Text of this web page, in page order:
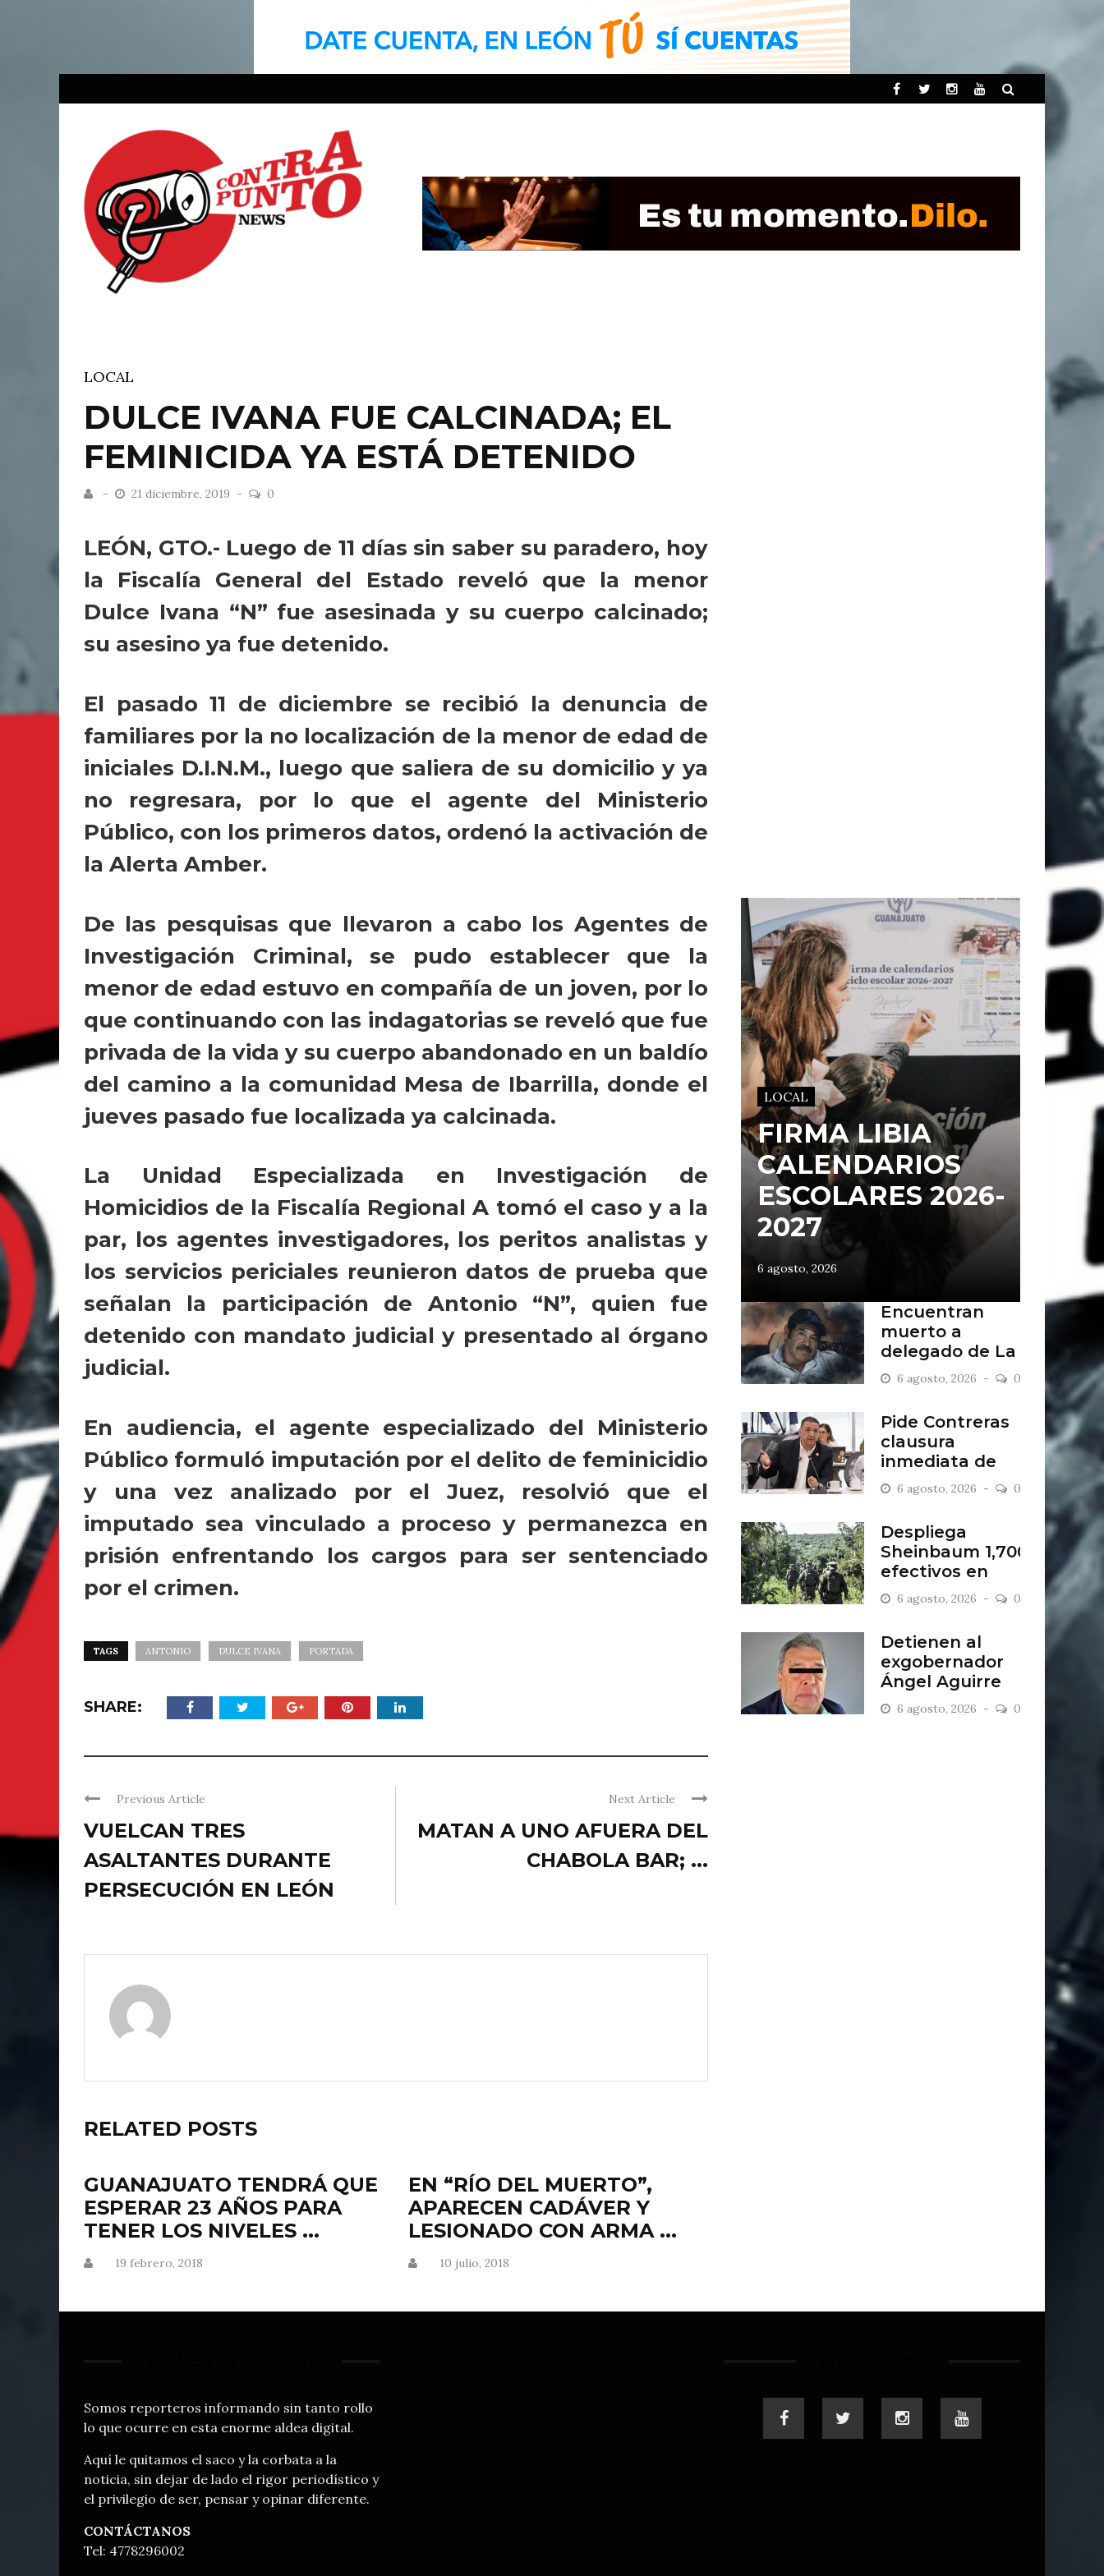
LOCAL
DULCE IVANA FUE CALCINADA; EL
FEMINICIDA YA ESTÁ DETENIDO
21 diciembre, 2019 0
LEÓN, GTO.- Luego de 11 días sin saber su paradero, hoy
la Fiscalía General del Estado reveló que la menor
Dulce Ivana “N” fue asesinada y su cuerpo calcinado;
su asesino ya fue detenido.
El pasado 11 de diciembre se recibió la denuncia de
familiares por la no localización de la menor de edad de
iniciales D.I.N.M., luego que saliera de su domicilio y ya
no regresara, por lo que el agente del Ministerio
Público, con los primeros datos, ordenó la activación de
la Alerta Amber.
De las pesquisas que llevaron a cabo los Agentes de
Investigación Criminal, se pudo establecer que la
menor de edad estuvo en compañía de un joven, por lo
que continuando con las indagatorias se reveló que fue
privada de la vida y su cuerpo abandonado en un baldío
del camino a la comunidad Mesa de Ibarrilla, donde el
jueves pasado fue localizada ya calcinada.
La Unidad Especializada en Investigación de
Homicidios de la Fiscalía Regional A tomó el caso y a la
par, los agentes investigadores, los peritos analistas y
los servicios periciales reunieron datos de prueba que
señalan la participación de Antonio “N”, quien fue
detenido con mandato judicial y presentado al órgano
judicial.
En audiencia, el agente especializado del Ministerio
Público formuló imputación por el delito de feminicidio
y una vez analizado por el Juez, resolvió que el
imputado sea vinculado a proceso y permanezca en
prisión enfrentando los cargos para ser sentenciado
por el crimen.
TAGS ANTONIO DULCE IVANA PORTADA
SHARE:
Previous Article
VUELCAN TRES
ASALTANTES DURANTE
PERSECUCIÓN EN LEÓN
Next Article
MATAN A UNO AFUERA DEL
CHABOLA BAR; ...
RELATED POSTS
GUANAJUATO TENDRÁ QUE
ESPERAR 23 AÑOS PARA
TENER LOS NIVELES ...
19 febrero, 2018
EN “RÍO DEL MUERTO”,
APARECEN CADÁVER Y
LESIONADO CON ARMA ...
10 julio, 2018
LOCAL
FIRMA LIBIA
CALENDARIOS
ESCOLARES 2026-
2027
6 agosto, 2026
Encuentran
muerto a
delegado de La
Sandía
6 agosto, 2026 0
Pide Contreras
clausura
inmediata de
escombrera “Los
Lopez”
6 agosto, 2026 0
Despliega
Sheinbaum 1,700
efectivos en
zona aguacatera
6 agosto, 2026 0
Detienen al
exgobernador
Ángel Aguirre
por caso
Ayotzinapa
6 agosto, 2026 0
Somos reporteros informando sin tanto rollo
lo que ocurre en esta enorme aldea digital.
Aquí le quitamos el saco y la corbata a la
noticia, sin dejar de lado el rigor periodístico y
el privilegio de ser, pensar y opinar diferente.
CONTÁCTANOS
Tel: 4778296002